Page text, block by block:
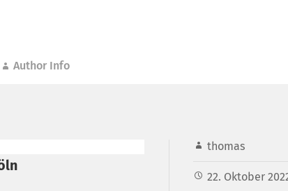
Author Info
thomas
22. Oktober